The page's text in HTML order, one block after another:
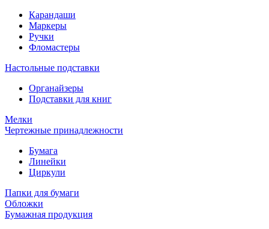
Карандаши
Маркеры
Ручки
Фломастеры
Настольные подставки
Органайзеры
Подставки для книг
Мелки
Чертежные принадлежности
Бумага
Линейки
Циркули
Папки для бумаги
Обложки
Бумажная продукция